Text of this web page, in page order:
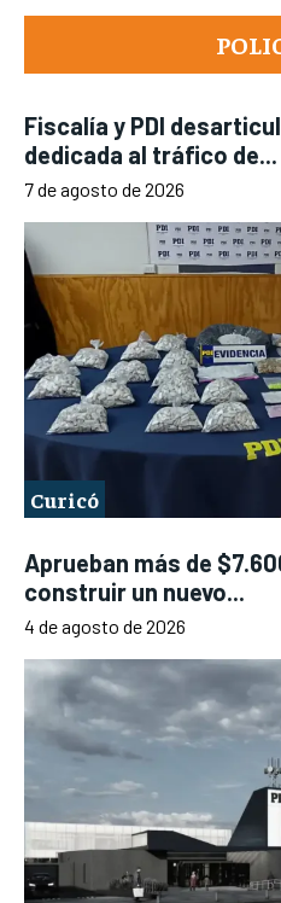
Fiscalía y PDI
dedicada al tráfico de...
7 de agosto de 2026
Curicó
Aprueban más de
construir un nuevo...
4 de agosto de 2026